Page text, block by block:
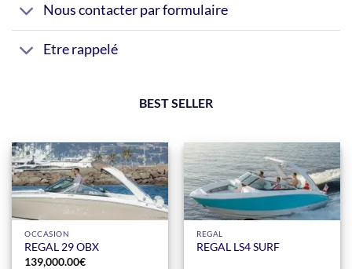
Nous contacter par formulaire
Etre rappelé
BEST SELLER
OCCASION
REGAL 29 OBX
139,000.00€
REGAL
REGAL LS4 SURF